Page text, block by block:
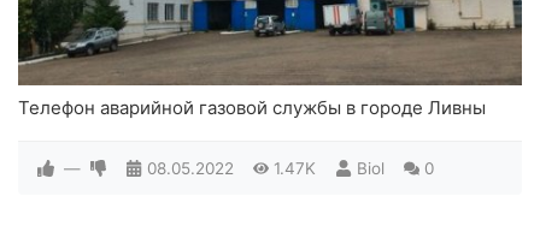
Телефон аварийной газовой службы в городе Ливны
— 08.05.2022 1.47K Biol 0